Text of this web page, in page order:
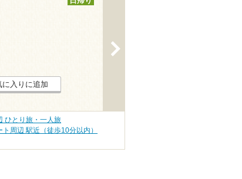
に入りに追加
ひとり旅・一人旅
周辺 駅近（徒歩10分以内）